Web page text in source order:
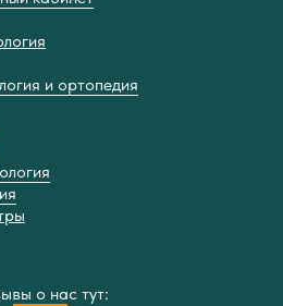
и ортопедия
о нас тут: